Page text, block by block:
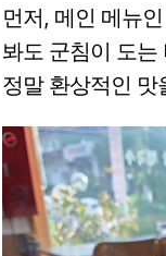
먼저, 메인 메뉴
봐도 군침이 도는
정말 환상적인 맛